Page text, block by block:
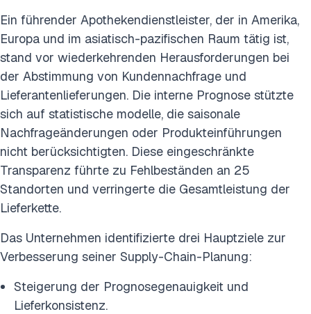
Ein führender Apothekendienstleister, der in Amerika,
Europa und im asiatisch-pazifischen Raum tätig ist,
stand vor wiederkehrenden Herausforderungen bei
der Abstimmung von Kundennachfrage und
Lieferantenlieferungen. Die interne Prognose stützte
sich auf statistische modelle, die saisonale
Nachfrageänderungen oder Produkteinführungen
nicht berücksichtigten. Diese eingeschränkte
Transparenz führte zu Fehlbeständen an 25
Standorten und verringerte die Gesamtleistung der
Lieferkette.
Das Unternehmen identifizierte drei Hauptziele zur
Verbesserung seiner Supply-Chain-Planung:
Steigerung der Prognosegenauigkeit und
Lieferkonsistenz.